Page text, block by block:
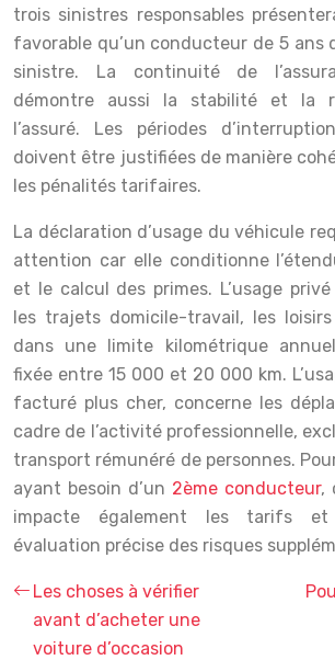
trois sinistres responsables
favorable qu’un conducteur de 5 ans
sinistre. La continuité de
démontre aussi la stabilité et la
l’assuré. Les périodes
doivent être justifiées de manière
les pénalités tarifaires.
La déclaration d’usage du véhicule
attention car elle conditionne
et le calcul des primes. L’usage
les trajets domicile-travail, les
dans une limite kilométrique
fixée entre 15 000 et 20 000 km.
facturé plus cher, concerne les
cadre de l’activité professionnelle,
transport rémunéré de personnes.
ayant besoin d’un 2ème conducteur,
impacte également les tarifs et
évaluation précise des risques
Les choses à vérifier
avant d’acheter une
voiture d’occasion